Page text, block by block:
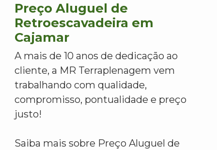
Preço Aluguel de
Retroescavadeira em
Cajamar
A mais de 10 anos de dedicação ao
cliente, a MR Terraplenagem vem
trabalhando com qualidade,
compromisso, pontualidade e preço
justo!
Saiba mais sobre Preço Aluguel de